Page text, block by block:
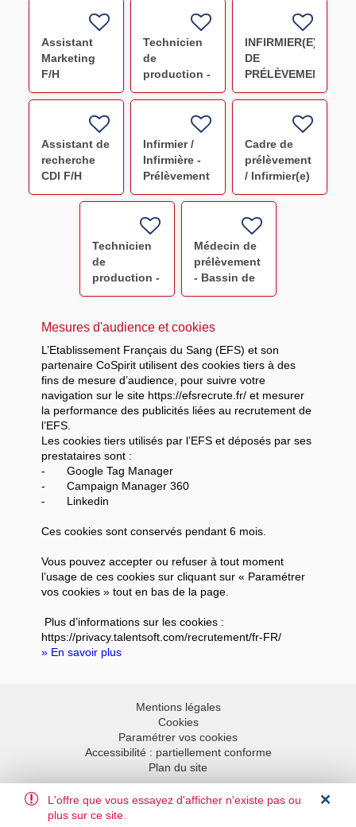
L'offre que vous essayez d'afficher n'existe pas ou
plus sur ce site.
Assistant
Marketing
F/H
Technicien
de
production -
Préparation
INFIRMIER(E)
DE
PRÉLÈVEMENT
F/H
Assistant de
recherche
CDI F/H
Infirmier /
Infirmière -
Prélèvement
F/H
Cadre de
prélèvement
/ Infirmier(e)
de
coordination
-Bassin
Ouest
Saint-Lô
Technicien
de
production -
Préparation
Strasbourg
Médecin de
prélèvement
- Bassin de
Lille F/H
Mesures d'audience et cookies
L’Etablissement Français du Sang (EFS) et son
partenaire CoSpirit utilisent des cookies tiers à des
fins de mesure d’audience, pour suivre votre
navigation sur le site https://efsrecrute.fr/ et mesurer
la performance des publicités liées au recrutement de
l’EFS.
Les cookies tiers utilisés par l’EFS et déposés par ses
prestataires sont :
-
Google Tag Manager
-
Campaign Manager 360
-
Linkedin
Ces cookies sont conservés pendant 6 mois.
Vous pouvez accepter ou refuser à tout moment
l’usage de ces cookies sur cliquant sur « Paramétrer
vos cookies » tout en bas de la page.
Plus d’informations sur les cookies :
https://privacy.talentsoft.com/recrutement/fr-FR/
» En savoir plus
Mentions légales
Cookies
Paramétrer vos cookies
Accessibilité : partiellement conforme
Plan du site
Aller en haut